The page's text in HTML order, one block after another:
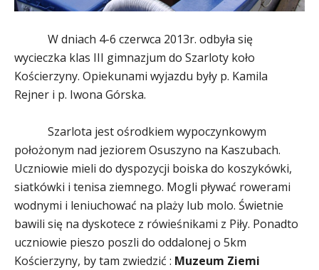
W dniach 4-6 czerwca 2013r. odbyła się
wycieczka klas III gimnazjum do Szarloty koło
Kościerzyny. Opiekunami wyjazdu były p. Kamila
Rejner i p. Iwona Górska.
Szarlota jest ośrodkiem wypoczynkowym
położonym nad jeziorem Osuszyno na Kaszubach.
Uczniowie mieli do dyspozycji boiska do koszykówki,
siatkówki i tenisa ziemnego. Mogli pływać rowerami
wodnymi i leniuchować na plaży lub molo. Świetnie
bawili się na dyskotece z rówieśnikami z Piły. Ponadto
uczniowie pieszo poszli do oddalonej o 5km
Kościerzyny, by tam zwiedzić : Muzeum Ziemi